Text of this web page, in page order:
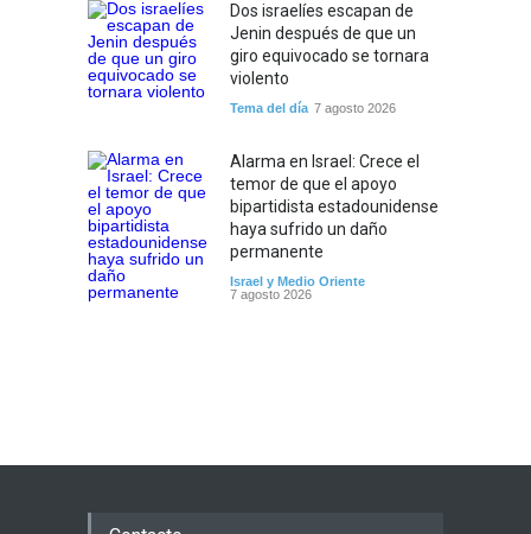
Dos israelíes escapan de
Jenin después de que un
giro equivocado se tornara
violento
Tema del día 7 agosto 2026
Alarma en Israel: Crece el
temor de que el apoyo
bipartidista estadounidense
haya sufrido un daño
permanente
Israel y Medio Oriente
7 agosto 2026